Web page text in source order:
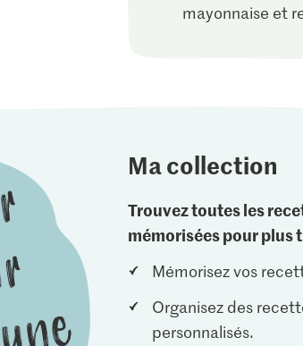
mayonnaise et
Ma collection
Trouvez toutes les
mémorisées pour plus
Mémorisez vos
Organisez des
personnalisés.